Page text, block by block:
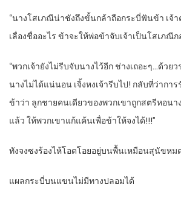
“นางโสเภณีน่าชังถึงขั้นกล้าถือกระบี่ฟันข้า เจ้า
เลื่องชื่ออะไร ข้าจะให้พ่อข้าจับเจ้าเป็นโสเภณีก
“พวกเจ้ายังไม่รีบจับนางไว้อีก ช่างเถอะๆ…ด้วย
นางไม่ได้แน่นอน เจิ้งหงเจ้ารีบไป! กลับที่ว่ากา
ข้าว่า ลูกชายคนเดียวของพวกเขาถูกสตรีหอน
แล้ว ให้พวกเขาแก้แค้นเพื่อข้าให้จงได้!!!”
ทังจงซงร้องไห้โอดโอยอยู่บนพื้นเหมือนสุนัขห
แผลกระบี่บนแขนไม่มีทางปลอมได้